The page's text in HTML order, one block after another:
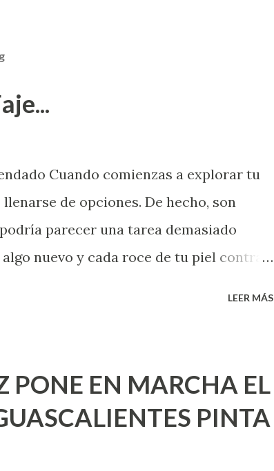
Cuando comienzas a explorar tu
de opciones. De hecho, son
parecer una tarea demasiado
nuevo y cada roce de tu piel contra
cuando aún no conoces ni la mitad de
quienes ya han tenido relaciones
en el tema. Siempre hay algo
experiencias que conocer. Si eres una
LEER MÁS
PONE EN MARCHA EL
PINTA